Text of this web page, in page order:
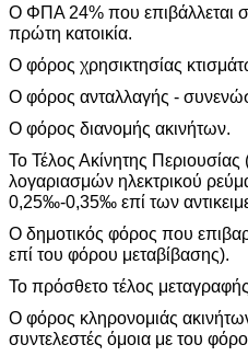
Ο ΦΠΑ 24% που επιβάλλεται
πρώτη κατοικία.
Ο φόρος χρησικτησίας
Ο φόρος ανταλλαγής -
Ο φόρος διανομής ακινήτων.
Το Τέλος Ακίνητης
λογαριασμών ηλεκτρικού
0,25‰-0,35‰ επί των
Ο δημοτικός φόρος που
επί του φόρου μεταβίβασης).
Το πρόσθετο τέλος
Ο φόρος κληρονομιάς
συντελεστές όμοια με του